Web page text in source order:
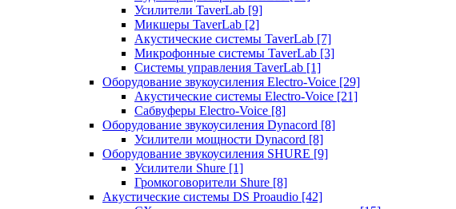
Усилители TaverLab [9]
Микшеры TaverLab [2]
Акустические системы TaverLab [7]
Микрофонные системы TaverLab [3]
Системы управления TaverLab [1]
Оборудование звукоусиления Electro-Voice [29]
Акустические системы Electro-Voice [21]
Сабвуферы Electro-Voice [8]
Оборудование звукоусиления Dynacord [8]
Усилители мощности Dynacord [8]
Оборудование звукоусиления SHURE [9]
Усилители Shure [1]
Громкоговорители Shure [8]
Акустические системы DS Proaudio [42]